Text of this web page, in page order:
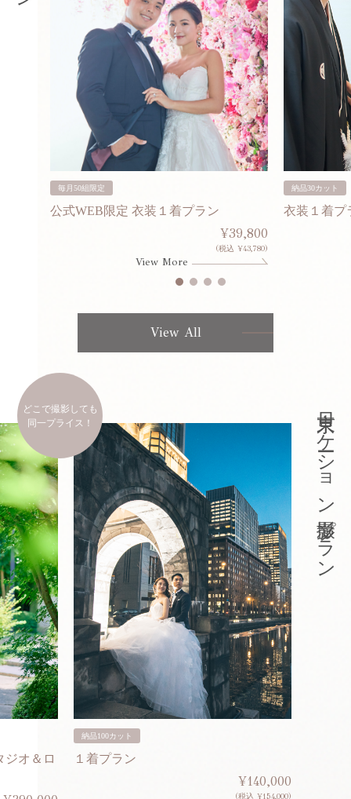
毎月50組限定
公式WEB限定 衣装１着プラン
¥39,800
(税込 ¥43,780)
View More
納品30カット
衣装１着プ
View All
どこで撮影しても
同一プライス！
ジオ＆ロ
納品100カット
１着プラン
¥140,000
(税込 ¥154,000)
東京ロケーション撮影プラン